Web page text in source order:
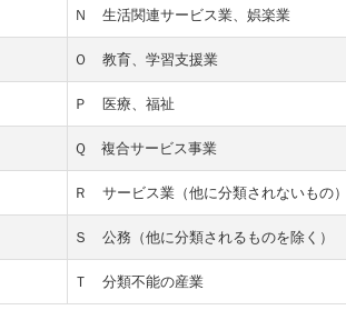
Ｎ 生活関連サービス業、娯楽業
Ｏ 教育、学習支援業
Ｐ 医療、福祉
Ｑ 複合サービス事業
Ｒ サービス業（他に分類されないもの）
Ｓ 公務（他に分類されるものを除く）
Ｔ 分類不能の産業